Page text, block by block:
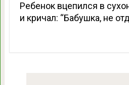
Ребенок вцепился в
и кричал: “Бабушка, не